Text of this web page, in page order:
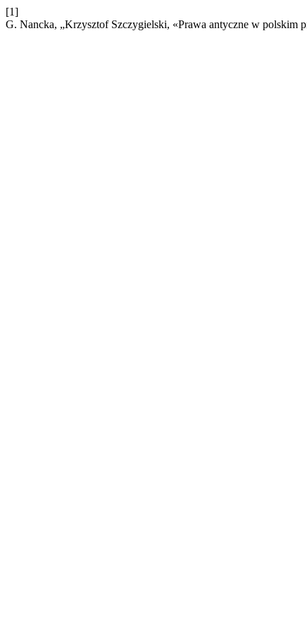
[1]
G. Nancka, „Krzysztof Szczygielski, «Prawa antyczne w polskim